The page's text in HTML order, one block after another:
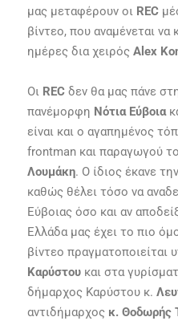
μας μεταφέρουν οι REC
βίντεο, που αναμένεται
ημέρες δια χειρός Alex
Οι REC δεν θα μας πάνε
πανέμορφη Νότια Εύβοια
είναι και ο αγαπημένος
frontman και παραγωγού
Λουμάκη. Ο ίδιος έκανε
καθώς θέλει τόσο να
Εύβοιας όσο και αν
Ελλάδα μας έχει το πιο
βίντεο πραγματοποιείται
Καρύστου και στα
δήμαρχος Καρύστου κ.
αντιδήμαρχος κ. Θοδωρής